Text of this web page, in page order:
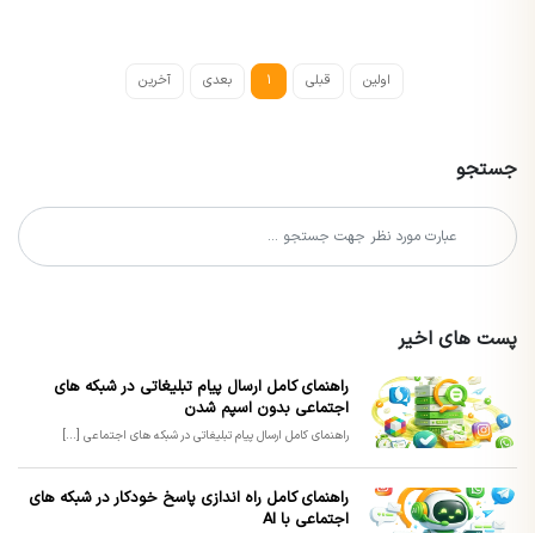
اولین قبلی 1 بعدی آخرین
جستجو
پست های اخیر
راهنمای کامل ارسال پیام تبلیغاتی در شبکه های
اجتماعی بدون اسپم شدن
راهنمای کامل ارسال پیام تبلیغاتی در شبکه های اجتماعی [...]
راهنمای کامل راه اندازی پاسخ خودکار در شبکه های
اجتماعی با AI